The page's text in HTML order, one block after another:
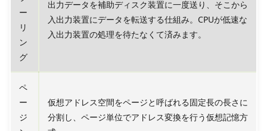
ー
リ
ン
グ
出力データを補助ディスク装置に一度送り、そこから
入出力装置にデータを転送する仕組み。CPUが低速な
入出力装置の処理を待たなくて済みます。
ペ
ー
ジ
仮想アドレス空間をページと呼ばれる固定長の長さに
分割し、ページ単位でアドレス変換を行う仮想記憶方